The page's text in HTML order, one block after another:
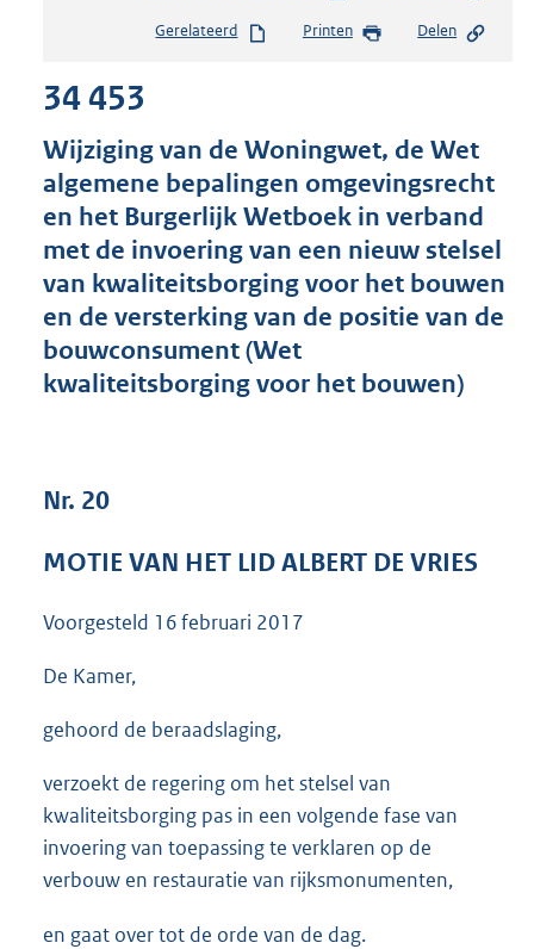
s
s
g
r
o
t
t
3
Gerelateerd Printen Delen
34 453
Wijziging van de Woningwet, de Wet
algemene bepalingen omgevingsrecht
en het Burgerlijk Wetboek in verband
met de invoering van een nieuw stelsel
van kwaliteitsborging voor het bouwen
en de versterking van de positie van de
bouwconsument (Wet
kwaliteitsborging voor het bouwen)
Nr. 20
MOTIE VAN HET LID ALBERT DE VRIES
Voorgesteld 16 februari 2017
De Kamer,
gehoord de beraadslaging,
verzoekt de regering om het stelsel van
kwaliteitsborging pas in een volgende fase van
invoering van toepassing te verklaren op de
verbouw en restauratie van rijksmonumenten,
en gaat over tot de orde van de dag.